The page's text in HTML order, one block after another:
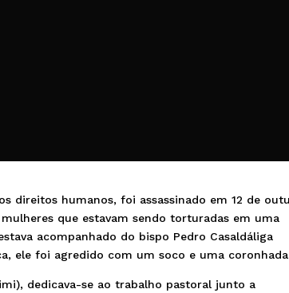
direitos humanos, foi assassinado em 12 de
que estavam sendo torturadas em uma
acompanhado do bispo Pedro Casaldáliga
ele foi agredido com um soco e uma
dedicava-se ao trabalho pastoral junto a